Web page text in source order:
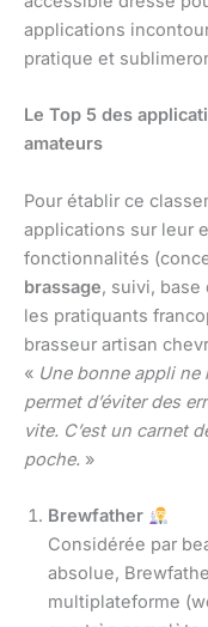
applications
pratique et
Le Top 5 des
amateurs
Pour établir ce
applications sur leur
fonctionnalités
brassage, suivi,
les pratiquants
brasseur artisan
« Une bonne appli ne
permet d’éviter des
vite. C’est un carnet
poche. »
Brewfather
Considérée par
absolue,
multiplateforme